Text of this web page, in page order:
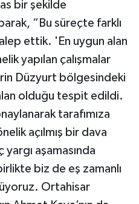
bir şekilde
“Bu süreçte farklı
ettik. 'En uygun alan
yapılan çalışmalar
Düzyurt bölgesindeki
olduğu tespit edildi.
tarafımıza
açılmış bir dava
aşamasında
biz de eş zamanlı
Ortahisar